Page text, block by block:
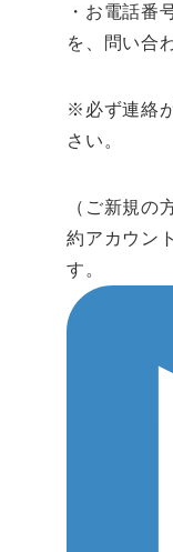
・お電話番
を、問い合
※必ず連絡
さい。
（ご新規の
約アカウン
す。